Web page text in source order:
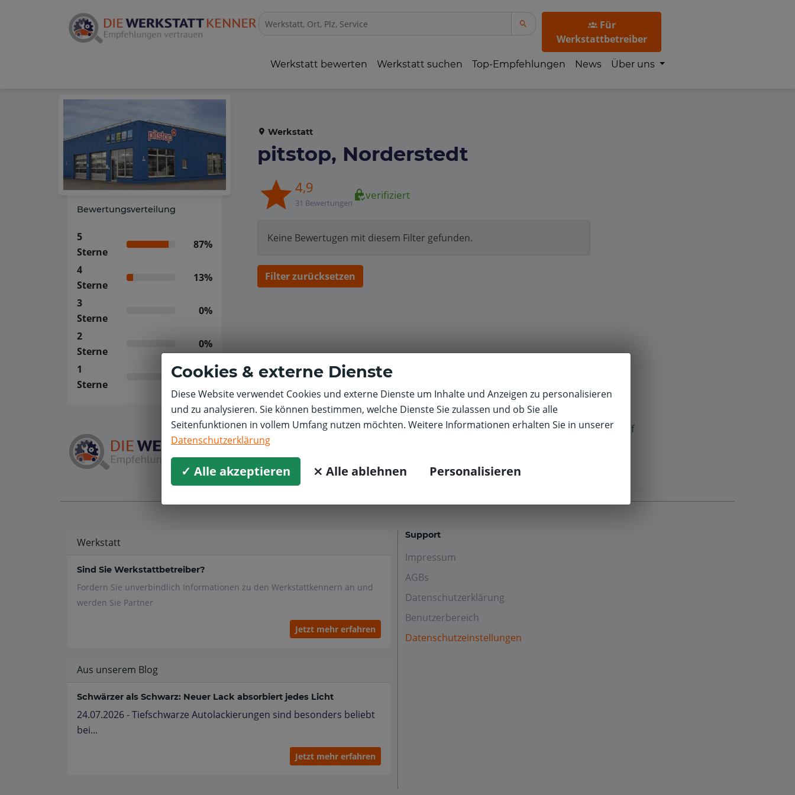
Für
Werkstattbetreiber
Werkstatt bewerten Werkstatt suchen Top-Empfehlungen News Über uns
Bewertungsverteilung
5
Sterne
87%
4
Sterne
13%
3
Sterne
0%
2
Sterne
0%
1
Sterne
0%
Werkstatt
pitstop, Norderstedt
4,9
31 Bewertungen
verifiziert
Keine Bewertugen mit diesem Filter gefunden.
Filter zurücksetzen
Werkstatt
Sind Sie Werkstattbetreiber?
Fordern Sie unverbindlich Informationen zu den Werkstattkennern an und
werden Sie Partner
Jetzt mehr erfahren
Aus unserem Blog
Schwärzer als Schwarz: Neuer Lack absorbiert jedes Licht
24.07.2026 - Tiefschwarze Autolackierungen sind besonders beliebt
bei...
Jetzt mehr erfahren
Support
Impressum
AGBs
Datenschutzerklärung
Benutzerbereich
Datenschutzeinstellungen
Cookies & externe Dienste
Diese Website verwendet Cookies und externe Dienste um Inhalte und Anzeigen zu personalisieren
und zu analysieren. Sie können bestimmen, welche Dienste Sie zulassen und ob Sie alle
Seitenfunktionen in vollem Umfang nutzen möchten. Weitere Informationen erhalten Sie in unserer
Datenschutzerklärung
✓ Alle akzeptieren ⨯ Alle ablehnen Personalisieren
f